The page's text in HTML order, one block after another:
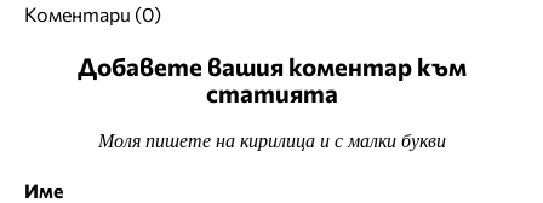
Коментари (0)
Добавете вашия коментар към
статията
Моля пишете на кирилица и с малки букви
Име